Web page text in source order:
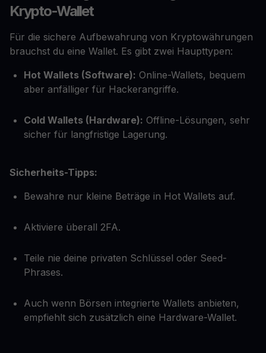
Krypto-Wallet
Für die sichere Aufbewahrung von Kryptowährungen
brauchst du eine Wallet. Es gibt zwei Haupttypen:
Hot Wallets (Software): Online-Wallets, bequem
aber anfälliger für Hackerangriffe.
Cold Wallets (Hardware): Offline-Lösungen, sehr
sicher für langfristige Lagerung.
Sicherheits-Tipps:
Bewahre nur kleine Beträge in Hot Wallets auf.
Aktiviere überall 2FA.
Teile nie deine privaten Schlüssel oder Seed-
Phrases.
Auch wenn Börsen integrierte Wallets anbieten,
empfiehlt sich zusätzlich eine Hardware-Wallet.